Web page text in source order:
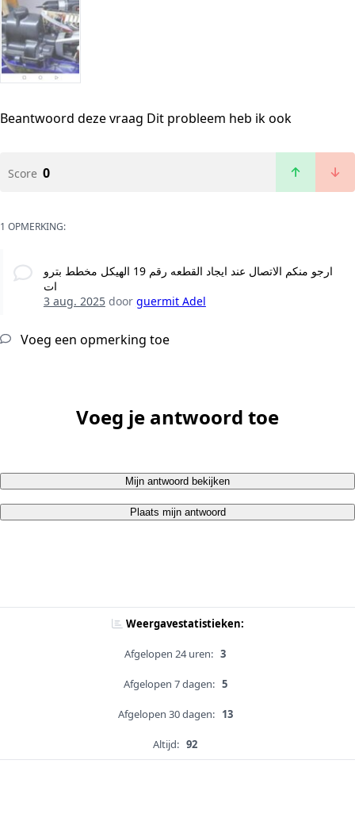
Beantwoord deze vraag Dit probleem heb ik ook
Score 0
1 OPMERKING:
ارجو منكم الاتصال عند ايجاد القطعه رقم 19 الهيكل مخطط بترو
ات
3 aug. 2025door guermit Adel
Voeg een opmerking toe
Voeg je antwoord toe
Mijn antwoord bekijken
Plaats mijn antwoord
Weergavestatistieken:
Afgelopen 24 uren: 3
Afgelopen 7 dagen: 5
Afgelopen 30 dagen: 13
Altijd: 92